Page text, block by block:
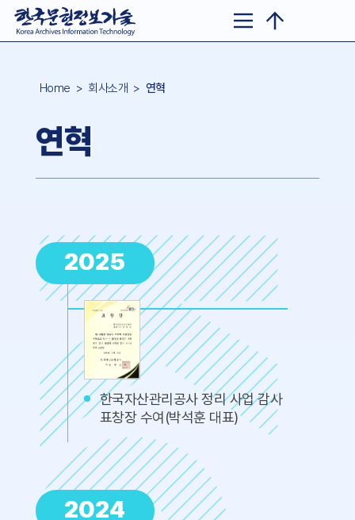
Home > 회사소개 > 연혁
연혁
2025
한국자산관리공사 정리 사업 감사
표창장 수여(박석훈 대표)
2024